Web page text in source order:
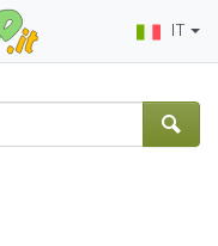
IT